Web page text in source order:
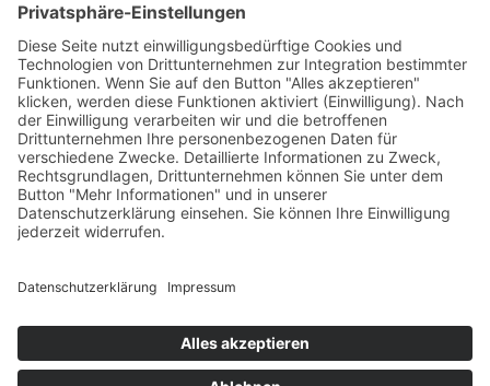
Unverbindliche Vorstellung buchen
Impressum